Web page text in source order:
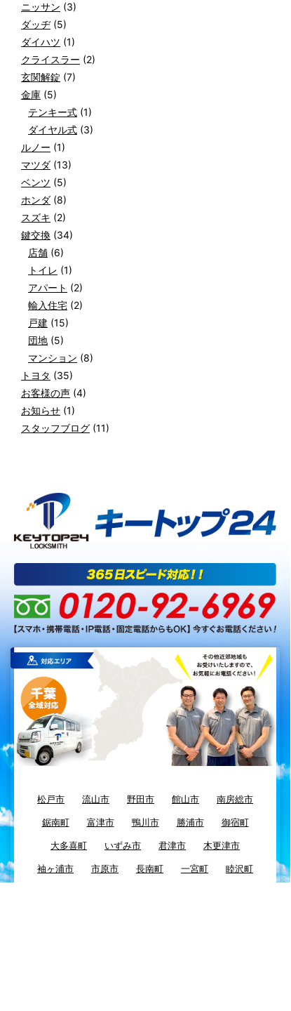
ニッサン (3)
ダッヂ(5)
ダイハツ (1)
クライスラー (2)
玄関解錠 (7)
金庫 (5)
テンキー式 (1)
ダイヤル式 (3)
ルノー (1)
マツダ (13)
ベンツ (5)
ホンダ (8)
スズキ (2)
鍵交換 (34)
店舗 (6)
トイレ (1)
アパート (2)
輸入住宅 (2)
戸建 (15)
団地 (5)
マンション (8)
トヨタ (35)
お客様の声 (4)
お知らせ (1)
スタッフブログ (11)
松戸市 流山市 野田市 館山市 南房総市
鋸南町 富津市 鴨川市 勝浦市 御宿町
大多喜町 いずみ市 君津市 木更津市
袖ヶ浦市 市原市 長南町 一宮町 睦沢町